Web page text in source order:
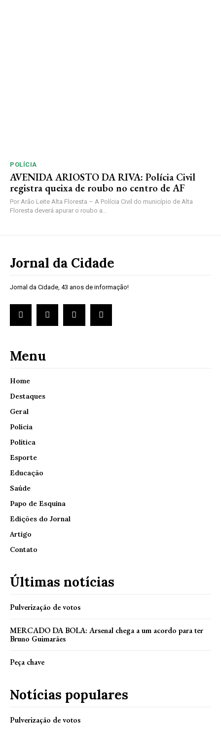
POLÍCIA
AVENIDA ARIOSTO DA RIVA: Polícia Civil
registra queixa de roubo no centro de AF
Por Arão Leite Alta Floresta – A Polícia Civil do município de Alta
Floresta deverá apurar o roubo a...
Jornal da Cidade
Jornal da Cidade, 43 anos de informação!
Menu
Home
Destaques
Geral
Polícia
Política
Esporte
Educação
Saúde
Papo de Esquina
Edições do Jornal
Artigo
Contato
Últimas notícias
Pulverização de votos
MERCADO DA BOLA: Arsenal chega a um acordo para ter
Bruno Guimarães
Peça chave
Notícias populares
Pulverização de votos